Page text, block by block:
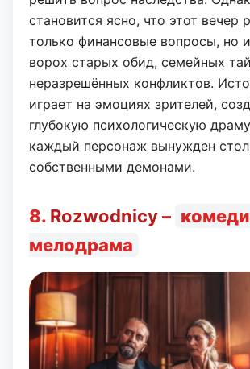
становится ясно, что этот вечер
только финансовые вопросы, но
ворох старых обид, семейных
неразрешённых конфликтов.
играет на эмоциях зрителей,
глубокую психологическую
каждый персонаж вынужден
собственными демонами.
8. Rozwodnicy–
мелодрама